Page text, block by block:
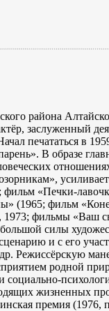
района
заслуженный
печататься в
В образе
«Печки-
(1965; фильм
1973; фильмы
силы
и с его
Режиссёрскую
родной
жизненных
премия